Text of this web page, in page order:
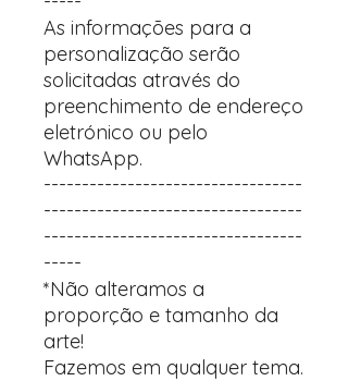
As informações para a
personalização serão
solicitadas através do
preenchimento de endereço
eletrónico ou pelo
WhatsApp.
----------------------------------
----------------------------------
----------------------------------
-----
*Não alteramos a
proporção e tamanho da
arte!
Fazemos em qualquer tema.